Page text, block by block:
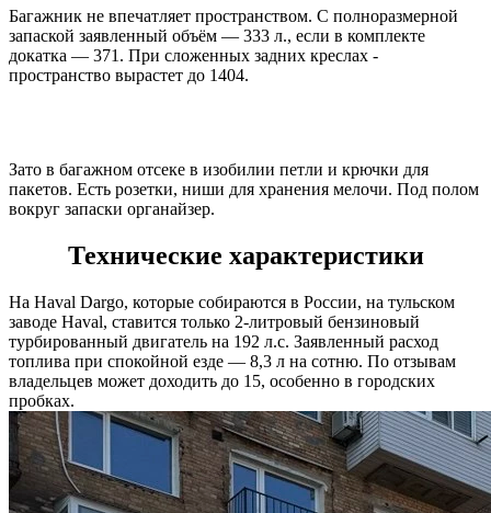
Багажник не впечатляет пространством. С полноразмерной
запаской заявленный объём — 333 л., если в комплекте
докатка — 371. При сложенных задних креслах -
пространство вырастет до 1404.
Зато в багажном отсеке в изобилии петли и крючки для
пакетов. Есть розетки, ниши для хранения мелочи. Под полом
вокруг запаски органайзер.
Технические характеристики
На Haval Dargo, которые собираются в России, на тульском
заводе Haval, ставится только 2-литровый бензиновый
турбированный двигатель на 192 л.с. Заявленный расход
топлива при спокойной езде — 8,3 л на сотню. По отзывам
владельцев может доходить до 15, особенно в городских
пробках.